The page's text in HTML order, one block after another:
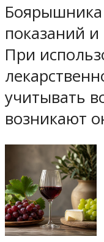
Боярышника
показаний
При
учитывать
возникают